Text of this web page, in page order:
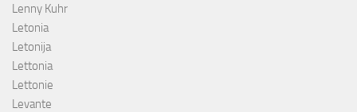
Lenny Kuhr
Letonia
Letonija
Lettonia
Lettonie
Levante